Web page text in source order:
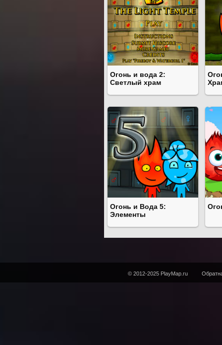
Огонь и вода 2:
Светлый храм
Огонь и Вода 5:
Элементы
© 2012-2025 PlayMap.ru